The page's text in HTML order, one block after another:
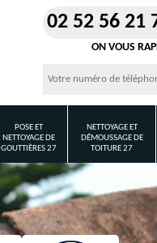
02 52 56 21
ON VOUS
POSE ET
NETTOYAGE DE
GOUTTIÈRES 27
NETTOYAGE ET
DÉMOUSSAGE DE
TOITURE 27